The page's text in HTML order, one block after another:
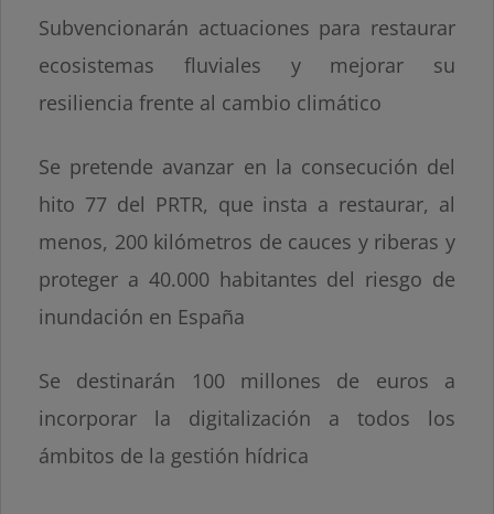
Subvencionarán actuaciones para restaurar
ecosistemas fluviales y mejorar su
resiliencia frente al cambio climático
Se pretende avanzar en la consecución del
hito 77 del PRTR, que insta a restaurar, al
menos, 200 kilómetros de cauces y riberas y
proteger a 40.000 habitantes del riesgo de
inundación en España
Se destinarán 100 millones de euros a
incorporar la digitalización a todos los
ámbitos de la gestión hídrica